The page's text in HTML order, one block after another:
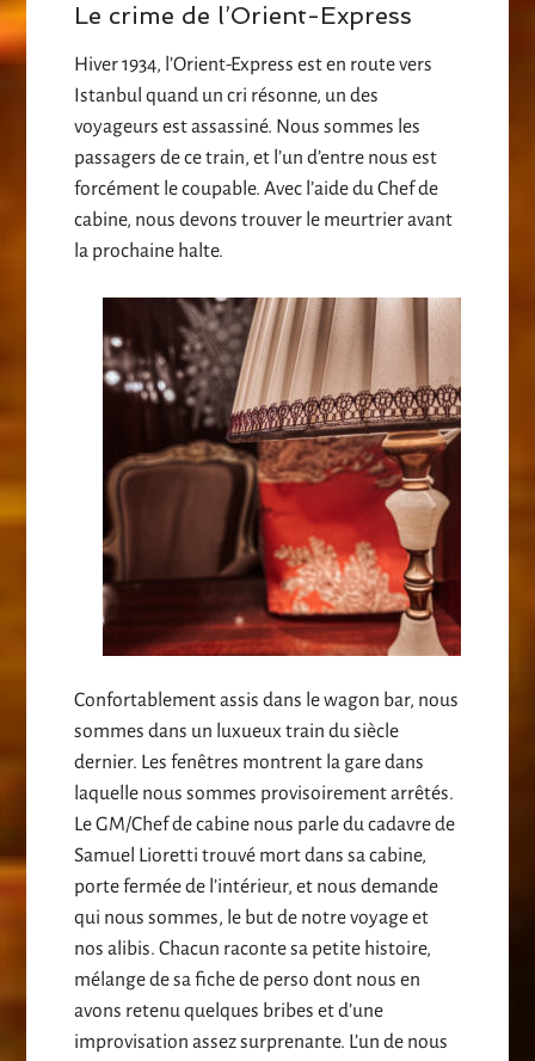
Le crime de l’Orient-Express
Hiver 1934, l’Orient-Express est en route vers
Istanbul quand un cri résonne, un des
voyageurs est assassiné. Nous sommes les
passagers de ce train, et l’un d’entre nous est
forcément le coupable. Avec l’aide du Chef de
cabine, nous devons trouver le meurtrier avant
la prochaine halte.
Confortablement assis dans le wagon bar, nous
sommes dans un luxueux train du siècle
dernier. Les fenêtres montrent la gare dans
laquelle nous sommes provisoirement arrêtés.
Le GM/Chef de cabine nous parle du cadavre de
Samuel Lioretti trouvé mort dans sa cabine,
porte fermée de l’intérieur, et nous demande
qui nous sommes, le but de notre voyage et
nos alibis. Chacun raconte sa petite histoire,
mélange de sa fiche de perso dont nous en
avons retenu quelques bribes et d’une
improvisation assez surprenante. L’un de nous